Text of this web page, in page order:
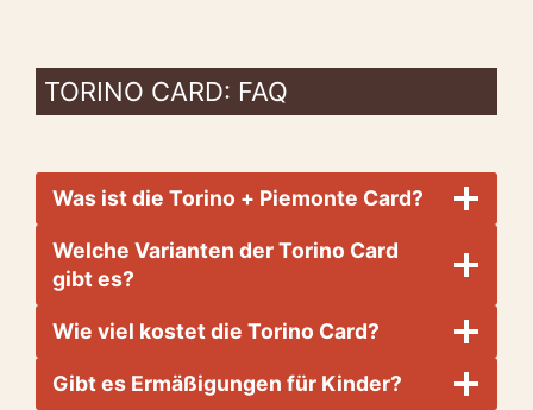
TORINO CARD: FAQ
Was ist die Torino + Piemonte Card?
Welche Varianten der Torino Card
gibt es?
Wie viel kostet die Torino Card?
Gibt es Ermäßigungen für Kinder?